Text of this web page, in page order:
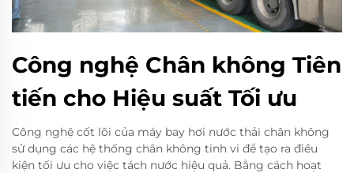
Công nghệ Chân không Tiên
tiến cho Hiệu suất Tối ưu
Công nghệ cốt lõi của máy bay hơi nước thải chân không
sử dụng các hệ thống chân không tinh vi để tạo ra điều
kiện tối ưu cho việc tách nước hiệu quả. Bằng cách hoạt